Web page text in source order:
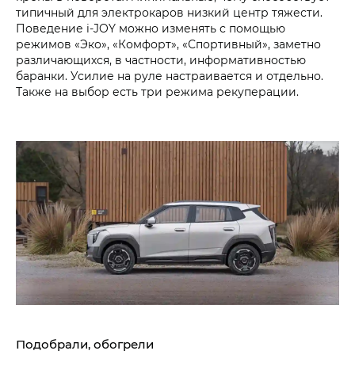
типичный для электрокаров низкий центр тяжести.
Поведение i‑JOY можно изменять с помощью
режимов «Эко», «Комфорт», «Спортивный», заметно
различающихся, в частности, информативностью
баранки. Усилие на руле настраивается и отдельно.
Также на выбор есть три режима рекуперации.
Подобрали, обогрели